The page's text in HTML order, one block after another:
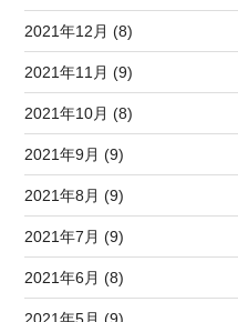
2021年12月 (8)
2021年11月 (9)
2021年10月 (8)
2021年9月 (9)
2021年8月 (9)
2021年7月 (9)
2021年6月 (8)